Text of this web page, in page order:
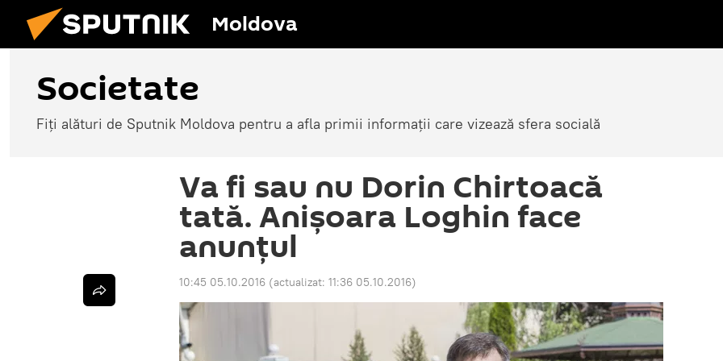
Moldova
Societate
Fiți alături de Sputnik Moldova pentru a afla primii informații care vizează sfera socială
Va fi sau nu Dorin Chirtoacă
tată. Anişoara Loghin face
anunţul
10:45 05.10.2016 (actualizat: 11:36 05.10.2016)